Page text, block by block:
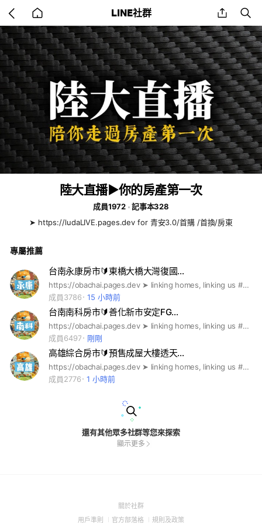
back
to
home
LINE社群 share
陸大直播▶️你的房產第一次
成員1972
記事本328
➤ https://ludaLIVE.pages.dev for 青安3.0/首購 /首換/房東
專屬推薦
台南永康房市🔰東橋大橋大灣復國…
https://obachai.pages.dev ➤ linking homes, linking us #歐巴柴 #新青安 #央行第七波 #限貸令 #信用管制 #虛坪改革 #實坪制 #台積宅 #都更 #實價登錄 #房地合一 #囤房稅 #台南預售屋 #台南新成屋 #台南中古屋 #台南二手屋 #南科購屋 #台南買房 #台南租房 #台南首購 #台南換屋 #台南大樓 #台南透天 #台南重劃區 #台南巨蛋 #南科效應 #永康買房 #南科生活圈 #台南蛋黃區 #南科廠區 #南台南副都心 #新都心段 #寶佳 #佳泰 #佳展 #佳鋐 #佳晟 #佳昕 #佳峻 #佳瓚 #和紘 #櫻花 #大華 #勝美 #和通 #山豐 #興富發 #京城 #麗寶 #春福 #遠雄 #豐邑 #國泰 #華友聯 #清景麟 #勝美 #富立 #僑昱 #上曜 #永龍 #宇城 #宗大 #白京 #達麗 #三發 #桂田 #恆鵬 #聯上 #泰嘉 #泰廣 #新太盟 #允將 #太子 #龍騰 #台邦 #惠宇 #宏普 #海悅 #福第英華置業 #聯碩 #漢華 #新高創 #上揚 #龍閣 #龍悅 #寶萊屋
成員3786
15 小時前
台南南科房市🔰善化新市安定FG…
https://obachai.pages.dev ➤ linking homes, linking us #歐巴柴 #新青安 #央行第七波 #限貸令 #信用管制 #虛坪改革 #實坪制 #台積宅 #都更 #實價登錄 #房地合一 #囤房稅 #台南預售屋 #台南新成屋 #台南中古屋 #台南二手屋 #南科購屋 #台南買房 #台南租房 #台南首購 #台南換屋 #台南大樓 #台南透天 #台南重劃區 #台南巨蛋 #南科效應 #永康買房 #南科生活圈 #台南蛋黃區 #南科廠區 #南台南副都心 #新都心段 #寶佳 #佳泰 #佳展 #佳鋐 #佳晟 #佳昕 #佳峻 #佳瓚 #和紘 #櫻花 #大華 #勝美 #和通 #山豐 #興富發 #京城 #麗寶 #春福 #遠雄 #豐邑 #國泰 #華友聯 #清景麟 #勝美 #富立 #僑昱 #上曜 #永龍 #宇城 #宗大 #白京 #達麗 #三發 #桂田 #恆鵬 #聯上 #泰嘉 #泰廣 #新太盟 #允將 #太子 #龍騰 #台邦 #惠宇 #宏普 #海悅 #福第英華置業 #聯碩 #漢華 #新高創 #上揚 #龍閣 #龍悅 #寶萊屋
成員6497
剛剛
高雄綜合房市🔰預售成屋大樓透天…
https://obachai.pages.dev ➤ linking homes, linking us #歐巴柴 #新青安 #央行第七波 #限貸令 #信用管制 #虛坪改革 #實坪制 #台積宅 #都更 #實價登錄 #房地合一 #囤房稅 #高雄預售屋 #高雄新成屋 #高雄中古屋 #高雄二手屋 #南科購屋 #高雄買房 #高雄租房 #高雄首購 #高雄換屋 #高雄大樓 #高雄透天 #高雄重劃區 #高雄巨蛋 #南科效應 #台積買房 #高科技S路廊 #高雄蛋黃區 #南科高雄廠區 #高雄輕軌 #高流中心 #高軟園區 #鳳山買房 #新台17線 #捷運岡山路竹延伸線 #橋頭新市鎮 #高大特區 #富邦凹子底BOT #岡山白埔產業園區 #聖森路產業園區 #城揚 #京城 #寶佳 #櫻花 #瑞築 #和築 #和紘 #佳鋐 #佳泰 #佳瑞 #誠佳 #合雄 #鼎佳 #興富發 #泰郡 #國城 #遠雄 #華友聯 #達麗 #聯上 #欣巴巴 #永信 #隆大 #國揚 #清景麟 #三發 #名發 #仁發 #三地 #豐邑 #麗寶 #華雄 #福誠 #百立 #海悅 #甲山林 #新聯陽 #創意家 #聯碩 #璞園 #新理想 #萬群 #信義 #上揚 #博誠 #龍悅 #江廈 #泰嘉 #寬境 #鼎席 #百達 #禮源 #時尚京城 #興連城 #福懋
成員2776
1 小時前
還有其他眾多社群等您來探索
顯示更多
關於社群(Open
用戶準則 (Open
官方部落格 (Open
規則及政策(Open